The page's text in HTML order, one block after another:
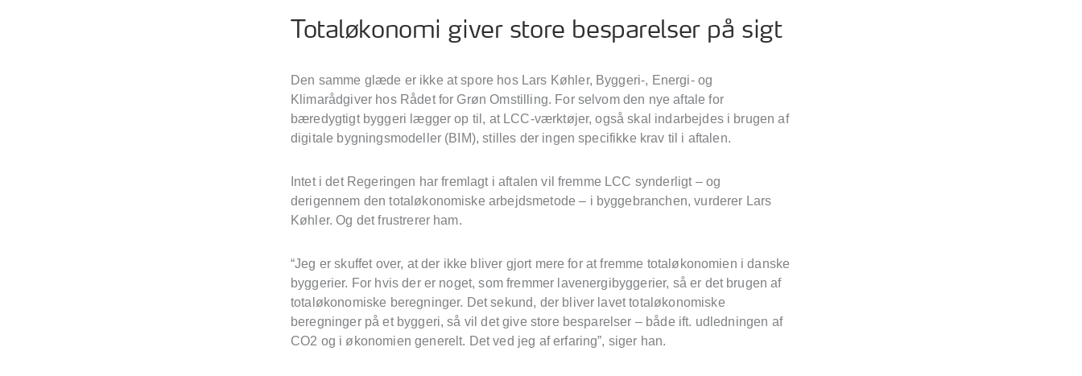
Totaløkonomi giver store besparelser på sigt
Den samme glæde er ikke at spore hos Lars Køhler, Byggeri-, Energi- og
Klimarådgiver hos Rådet for Grøn Omstilling. For selvom den nye aftale for
bæredygtigt byggeri lægger op til, at LCC-værktøjer, også skal indarbejdes i brugen af
digitale bygningsmodeller (BIM), stilles der ingen specifikke krav til i aftalen.
Intet i det Regeringen har fremlagt i aftalen vil fremme LCC synderligt – og
derigennem den totaløkonomiske arbejdsmetode – i byggebranchen, vurderer Lars
Køhler. Og det frustrerer ham.
“Jeg er skuffet over, at der ikke bliver gjort mere for at fremme totaløkonomien i danske
byggerier. For hvis der er noget, som fremmer lavenergibyggerier, så er det brugen af
totaløkonomiske beregninger. Det sekund, der bliver lavet totaløkonomiske
beregninger på et byggeri, så vil det give store besparelser – både ift. udledningen af
CO2 og i økonomien generelt. Det ved jeg af erfaring”, siger han.